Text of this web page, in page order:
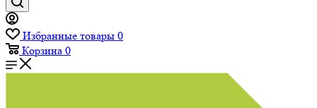
Избранные товары 0
Корзина 0